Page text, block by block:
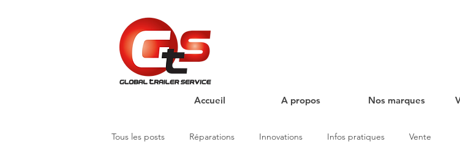
Accueil A propos Nos marques
Tous les posts Réparations Innovations Infos pratiques Vente